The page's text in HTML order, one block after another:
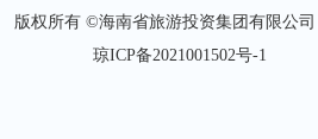
版权所有 ©海南省旅游投资集团有限公
琼ICP备2021001502号-1